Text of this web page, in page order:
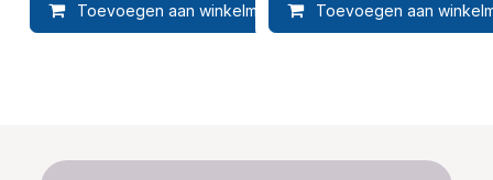
Toevoegen aan winkelmandje Toevoegen aan
Toevoegen aan